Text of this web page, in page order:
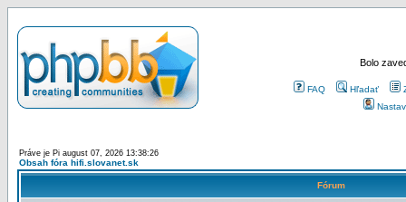
Bolo
FAQ Hľadať
Práve je Pi august 07, 2026 13:38:26
Obsah fóra hifi.slovanet.sk
Fórum